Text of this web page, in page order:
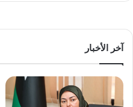
آخر الأخبار